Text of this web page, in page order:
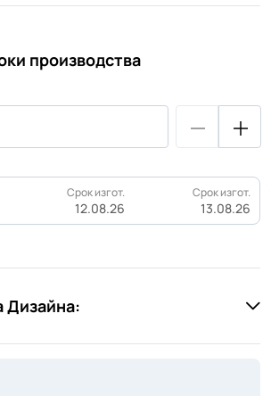
производства
Срок изгот.
12.08.26
Срок изгот.
13.08.26
Дизайна: